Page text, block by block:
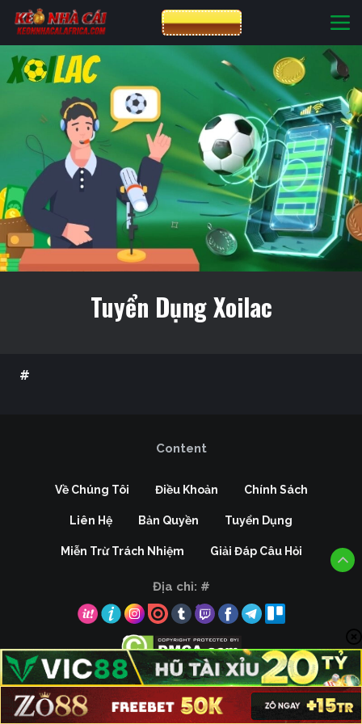
Bỏ
qua
nội
dung
CƯỢC VIN88
Tuyển Dụng Xoilac
#
Content
Về Chúng Tôi Điều Khoản Chính Sách
Liên Hệ Bản Quyền Tuyển Dụng
Miễn Trừ Trách Nhiệm Giải Đáp Câu Hỏi
Địa chỉ: #
Copyright © 2026 Kèo Nhà Cái, All rights reserved.
LIVE HOT BLV XOILAC KẾT QUẢ XEM THÊM